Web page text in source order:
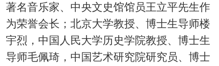
著名音乐家、中央文史馆馆员王立平先生作
为荣誉会长；北京大学教授、博士生导师楼
宇烈，中国人民大学历史学院教授、博士生
导师毛佩琦，中国艺术研究院研究员、博士